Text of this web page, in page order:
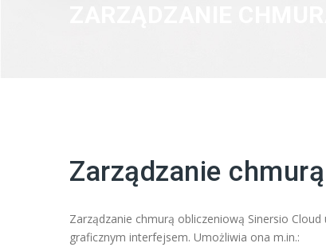
ZARZĄDZANIE
Zarządzanie chmurą
Zarządzanie chmurą obliczeniową Sinersio
graficznym interfejsem. Umożliwia ona m.in.: